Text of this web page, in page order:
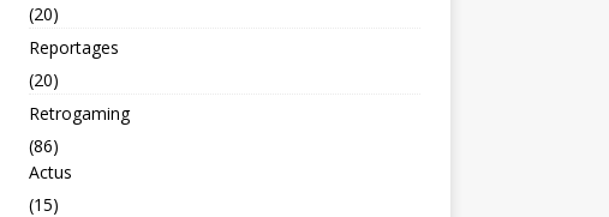
(20)
Reportages
(20)
Retrogaming
(86)
Actus
(15)